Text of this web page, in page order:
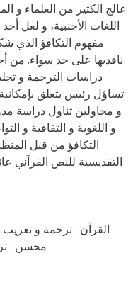
عالج الكثير من العلماء و
اللغات الأجنبية، و لعل
مفهوم التكافؤ
ناقديها على حد سواء. من
دراسات الترجمة و
تساؤل رئيس يتعلق
و محاولين تناول دراسة
و اللغوية و الثقافية و
التكافؤ من قبل
التقديسية للنص القرآني
القرآن : ترجمة و
محسن :